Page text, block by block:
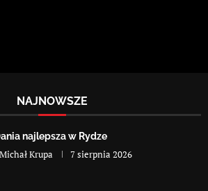
NAJNOWSZE
najlepsza w Rydze
Michał Krupa 7 sierpnia 2026